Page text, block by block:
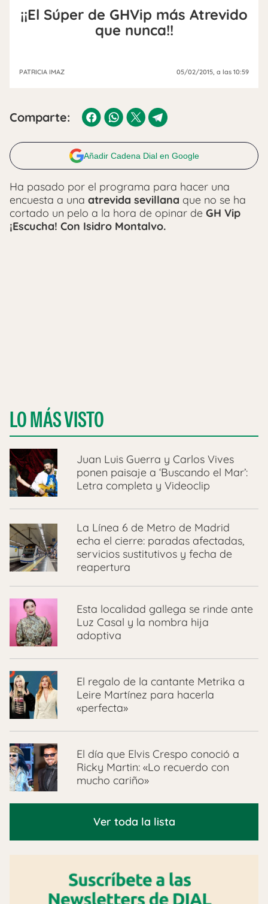
¡¡El Súper de GHVip más Atrevido
que nunca!!
PATRICIA IMAZ 05/02/2015 , a las 10:59
Comparte:
Añadir Cadena Dial en Google
Ha pasado por el programa para hacer una
encuesta a una atrevida sevillana que no se ha
cortado un pelo a la hora de opinar de GH Vip
¡Escucha! Con Isidro Montalvo.
LO MÁS VISTO
Juan Luis Guerra y Carlos Vives
ponen paisaje a ‘Buscando el Mar’:
Letra completa y Videoclip
La Línea 6 de Metro de Madrid
echa el cierre: paradas afectadas,
servicios sustitutivos y fecha de
reapertura
Esta localidad gallega se rinde ante
Luz Casal y la nombra hija
adoptiva
El regalo de la cantante Metrika a
Leire Martínez para hacerla
«perfecta»
El día que Elvis Crespo conoció a
Ricky Martin: «Lo recuerdo con
mucho cariño»
Ver toda la lista